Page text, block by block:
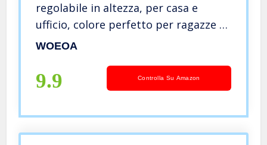
regolabile in altezza, per casa e
ufficio, colore perfetto per ragazze e
donne in ufficio
WOEOA
9.9 Controlla Su Amazon